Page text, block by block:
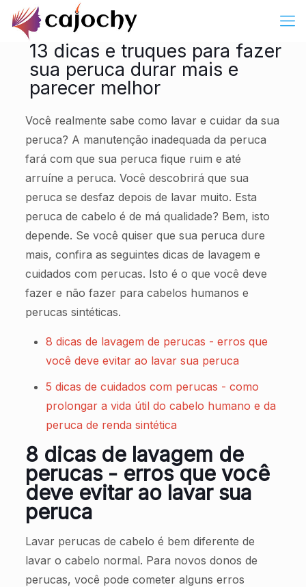
13 dicas e truques para fazer
sua peruca durar mais e
parecer melhor
Você realmente sabe como lavar e cuidar da sua
peruca? A manutenção inadequada da peruca
fará com que sua peruca fique ruim e até
arruíne a peruca. Você descobrirá que sua
peruca se desfaz depois de lavar muito. Esta
peruca de cabelo é de má qualidade? Bem, isto
depende. Se você quiser que sua peruca dure
mais, confira as seguintes dicas de lavagem e
cuidados com perucas. Isto é o que você deve
fazer e não fazer para cabelos humanos e
perucas sintéticas.
8 dicas de lavagem de perucas - erros que
você deve evitar ao lavar sua peruca
5 dicas de cuidados com perucas - como
prolongar a vida útil do cabelo humano e da
peruca de renda sintética
8 dicas de lavagem de
perucas - erros que você
deve evitar ao lavar sua
peruca
Lavar perucas de cabelo é bem diferente de
lavar o cabelo normal. Para novos donos de
perucas, você pode cometer alguns erros